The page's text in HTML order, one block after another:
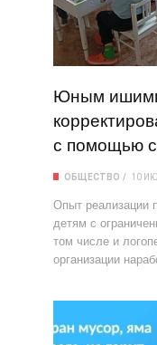
Юным
с помощью
ОБЩЕСТВО 10
Опыт реализации
детям с
том числе и
организации